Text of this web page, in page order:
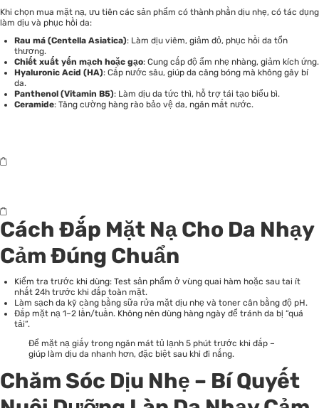
Khi chọn mua mặt nạ, ưu tiên các sản phẩm có thành phần dịu nhẹ, có tác dụng
làm dịu và phục hồi da:
Rau má (Centella Asiatica): Làm dịu viêm, giảm đỏ, phục hồi da tổn
thương.
Chiết xuất yến mạch hoặc gạo: Cung cấp độ ẩm nhẹ nhàng, giảm kích ứng.
Hyaluronic Acid (HA): Cấp nước sâu, giúp da căng bóng mà không gây bí
da.
Panthenol (Vitamin B5): Làm dịu da tức thì, hỗ trợ tái tạo biểu bì.
Ceramide: Tăng cường hàng rào bảo vệ da, ngăn mất nước.
Cách Đắp Mặt Nạ Cho Da Nhạy
Cảm Đúng Chuẩn
Kiểm tra trước khi dùng: Test sản phẩm ở vùng quai hàm hoặc sau tai ít
nhất 24h trước khi đắp toàn mặt.
Làm sạch da kỹ càng bằng sữa rửa mặt dịu nhẹ và toner cân bằng độ pH.
Đắp mặt nạ 1–2 lần/tuần. Không nên dùng hàng ngày để tránh da bị “quá
tải”.
Để mặt nạ giấy trong ngăn mát tủ lạnh 5 phút trước khi đắp –
giúp làm dịu da nhanh hơn, đặc biệt sau khi đi nắng.
Chăm Sóc Dịu Nhẹ – Bí Quyết